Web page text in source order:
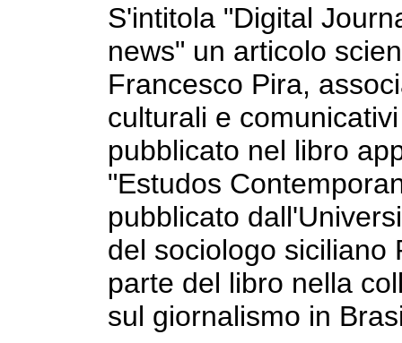
S'intitola "Digital
news" un articolo
Francesco Pira,
culturali e
pubblicato nel libro
"Estudos
pubblicato
del sociologo siciliano
parte del libro nella
sul giornalismo in